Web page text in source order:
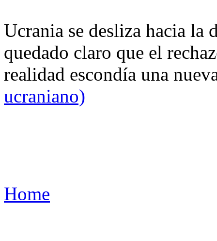
Ucrania se desliza hacia
quedado claro que el
realidad escondía una
ucraniano)
Home